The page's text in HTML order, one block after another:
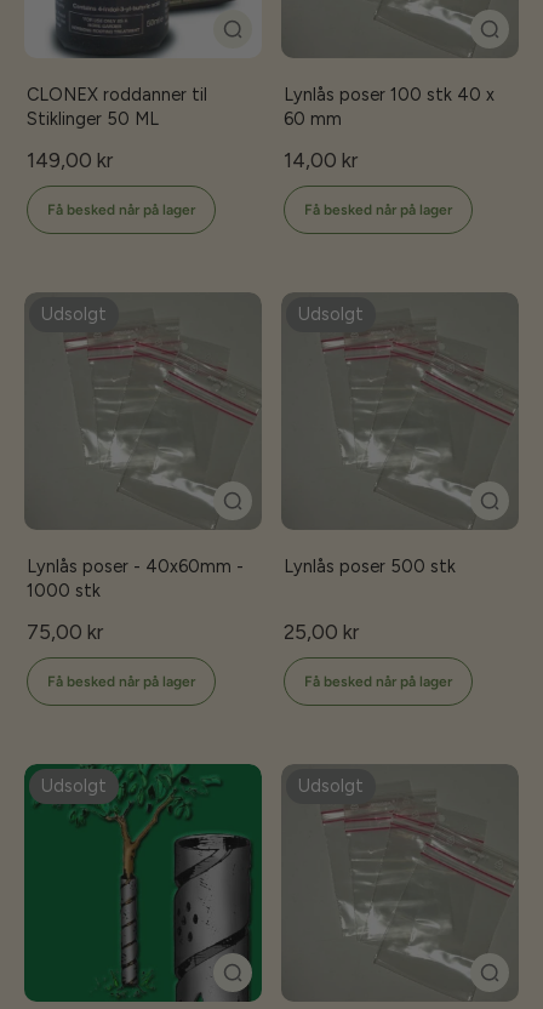
CLONEX roddanner til
Stiklinger 50 ML
149,00 kr
Få besked når på lager
Lynlås poser 100 stk 40 x
60 mm
14,00 kr
Få besked når på lager
Udsolgt
Lynlås poser - 40x60mm -
1000 stk
75,00 kr
Få besked når på lager
Udsolgt
Lynlås poser 500 stk
25,00 kr
Få besked når på lager
Udsolgt Udsolgt